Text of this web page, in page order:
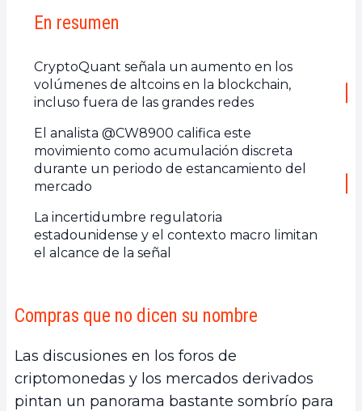
En resumen
CryptoQuant señala un aumento en los
volúmenes de altcoins en la blockchain,
incluso fuera de las grandes redes
El analista @CW8900 califica este
movimiento como acumulación discreta
durante un periodo de estancamiento del
mercado
La incertidumbre regulatoria
estadounidense y el contexto macro limitan
el alcance de la señal
Compras que no dicen su nombre
Las discusiones en los foros de
criptomonedas y los mercados derivados
pintan un panorama bastante sombrío para